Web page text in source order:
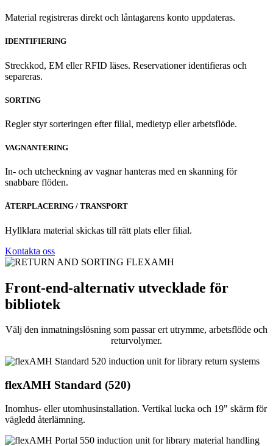
Material registreras direkt och låntagarens konto uppdateras.
IDENTIFIERING
Streckkod, EM eller RFID läses. Reservationer identifieras och
separeras.
SORTING
Regler styr sorteringen efter filial, medietyp eller arbetsflöde.
VAGNANTERING
In- och utcheckning av vagnar hanteras med en skanning för
snabbare flöden.
ÅTERPLACERING / TRANSPORT
Hyllklara material skickas till rätt plats eller filial.
Kontakta oss
Front-end-alternativ utvecklade för
bibliotek
Välj den inmatningslösning som passar ert utrymme, arbetsflöde och
returvolymer.
flexAMH Standard (520)
Inomhus- eller utomhusinstallation. Vertikal lucka och 19" skärm för
vägledd återlämning.